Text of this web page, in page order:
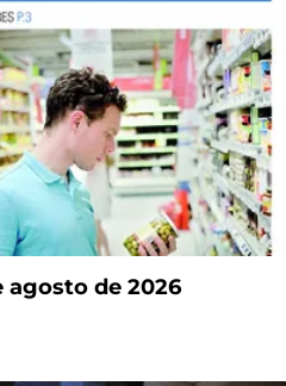
agosto de 2026